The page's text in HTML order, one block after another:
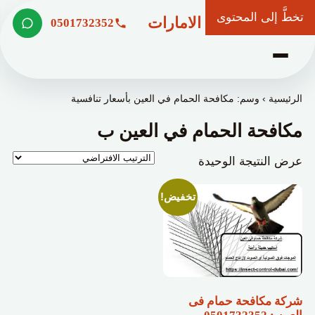
تخطَّ إلى المحتوى
شركة وعد الامارات 0501732352
الرئيسية ›وسم: مكافحة الحمام في العين بأسعار تنافسية
مكافحة الحمام في العين ب
عرض النتيجة الوحيدة
تخفيض!
شركة مكافحة حمام فى